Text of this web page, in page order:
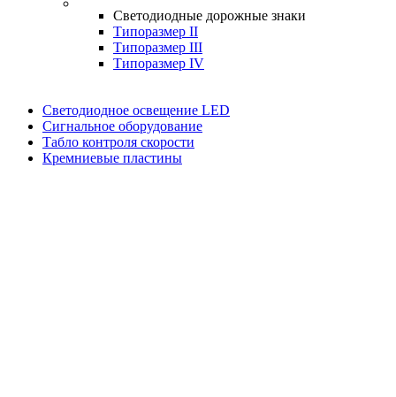
Светодиодные дорожные знаки
Типоразмер II
Типоразмер III
Типоразмер IV
Светодиодное освещение LED
Сигнальное оборудование
Табло контроля скорости
Кремниевые пластины